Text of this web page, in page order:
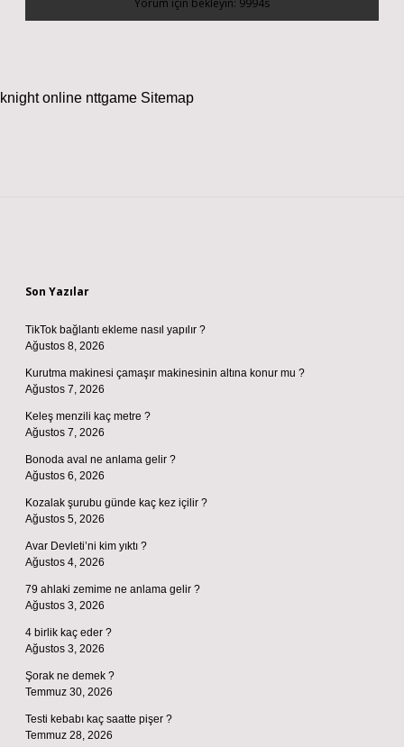
knight online nttgame Sitemap
Son Yazılar
TikTok bağlantı ekleme nasıl yapılır ?
Ağustos 8, 2026
Kurutma makinesi çamaşır makinesinin altına konur mu ?
Ağustos 7, 2026
Keleş menzili kaç metre ?
Ağustos 7, 2026
Bonoda aval ne anlama gelir ?
Ağustos 6, 2026
Kozalak şurubu günde kaç kez içilir ?
Ağustos 5, 2026
Avar Devleti’ni kim yıktı ?
Ağustos 4, 2026
79 ahlaki zemime ne anlama gelir ?
Ağustos 3, 2026
4 birlik kaç eder ?
Ağustos 3, 2026
Şorak ne demek ?
Temmuz 30, 2026
Testi kebabı kaç saatte pişer ?
Temmuz 28, 2026